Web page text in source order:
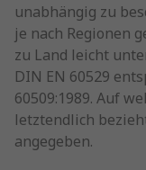
unabhängig zu
je nach Regionen
zu Land leicht
DIN EN 60529
60509:1989. Auf
letztendlich
angegeben.